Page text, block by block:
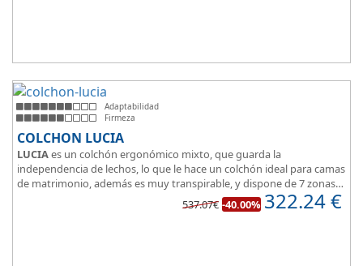
Adaptabilidad
Firmeza
COLCHON LUCIA
LUCIAes un colchón ergonómico mixto, que guarda la
independencia de lechos, lo que le hace un colchón ideal para camas
de matrimonio, además es muy transpirable, y dispone de 7 zonas
537.07€ -40.00% 322.24€